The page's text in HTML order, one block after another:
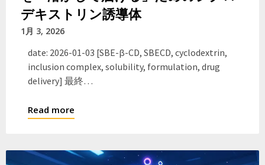
デキストリン誘導体
1月 3, 2026
date: 2026-01-03 [SBE-β-CD, SBECD, cyclodextrin,
inclusion complex, solubility, formulation, drug
delivery] 最終…
Read more